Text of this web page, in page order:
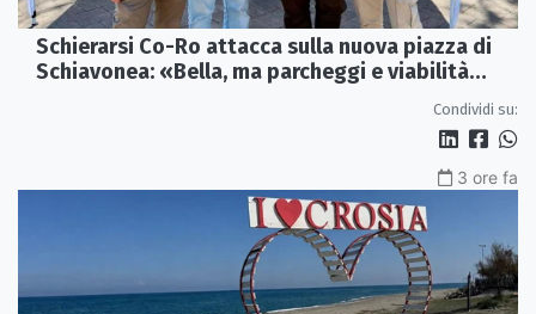
Schierarsi Co-Ro attacca sulla nuova piazza di
Schiavonea: «Bella, ma parcheggi e viabilità
Condividi su:
3 ore fa